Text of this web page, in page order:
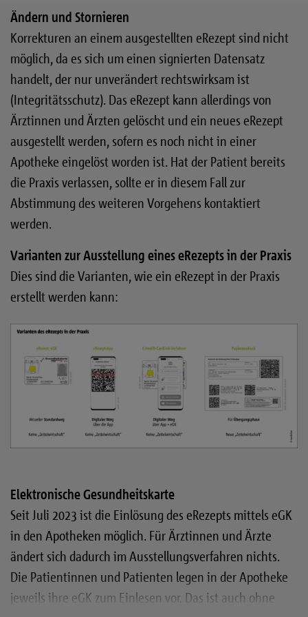
Ändern und Stornieren
Korrekturen an einem ausgestellten eRezept sind nicht
möglich, da es sich um einen signierten Datensatz
handelt, der nur unverändert rechtswirksam ist
(Integritätsschutz). Das eRezept kann allerdings von
Ärztinnen und Ärzten gelöscht und ein neues eRezept
ausgestellt werden, sofern es noch nicht in einer
Apotheke eingelöst worden ist. Hat der Patient bereits
die Praxis verlassen, sollte er in diesem Fall zur
Abstimmung des weiteren Vorgehens kontaktiert
werden.
Varianten zur Ausstellung eines eRezepts in der Praxis
Dies sind die Varianten, wie ein eRezept in der Praxis
erstellt werden kann:
Elektronische Gesundheitskarte
Seit Juli 2023 ist die Einlösung des eRezepts mittels eGK
in den Apotheken möglich. Für Ärztinnen und Ärzte
ändert sich dadurch im Ausstellungsverfahren nichts.
Die Patientinnen und Patienten legen in der Apotheke
jeweils ihre eGK zum Einlesen vor. Das ist auch ohne